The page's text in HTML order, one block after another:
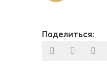
Поделиться: